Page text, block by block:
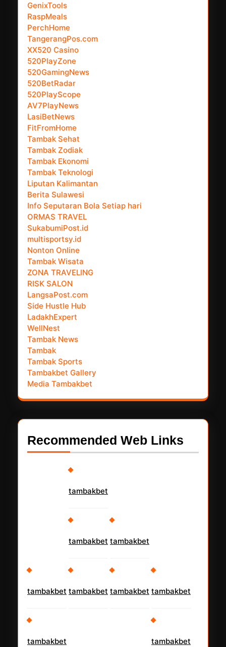
GenixTools
RaspMeals
PerchHome
TangerangPos.com
XX520 Casino
520PlayZone
520GamingNews
520BetRadar
520PlayScope
AV7PlayNews
LasiBetNews
FitFromHome
Tambak Sehat
Tambak Zodiak
Tambak Ekonomi
Tambak Teknologi
Liputan Kalimantan
Berita Sulawesi
Info Seputaran Bola Setiap hari
ORMAS TRAVEL
SukabumiPost.id
multisportsy.id
Nonton Online
Tambak Wisata
ZONA TRAVELING
RISK SALON
LangsaPost.com
Side Hustle Hub
LadakhExpert
WellNest
Tambak News
Tambak
Tambak Sports
Tambakbet Gallery
Media Tambakbet
Recommended Web Links
tambakbet
tambakbet
tambakbet
tambakbet
tambakbet
tambakbet tambakbet
tambakbet tambakbet